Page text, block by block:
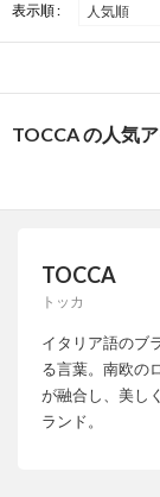
表示順 :
TOCCA の人気
TOCCA
トッカ
イタリア語のブ
る言葉。南欧の
が融合し、美し
ランド。